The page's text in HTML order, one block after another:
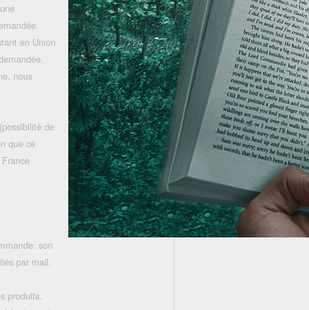
en Union
nous
de
que ce
son
par mail.
produits.